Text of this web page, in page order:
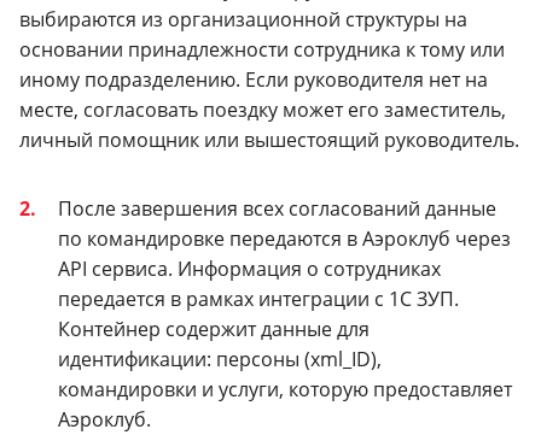
выбираются из организационной структуры на
основании принадлежности сотрудника к тому или
иному подразделению. Если руководителя нет на
месте, согласовать поездку может его заместитель,
личный помощник или вышестоящий руководитель.
После завершения всех согласований данные
по командировке передаются в Аэроклуб через
API сервиса. Информация о сотрудниках
передается в рамках интеграции с 1С ЗУП.
Контейнер содержит данные для
идентификации: персоны (xml_ID),
командировки и услуги, которую предоставляет
Аэроклуб.